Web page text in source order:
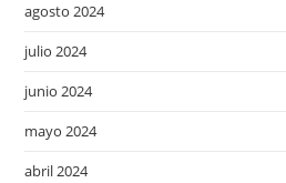
agosto 2024
julio 2024
junio 2024
mayo 2024
abril 2024